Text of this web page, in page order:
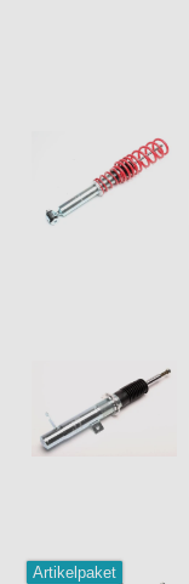
Artikelpaket